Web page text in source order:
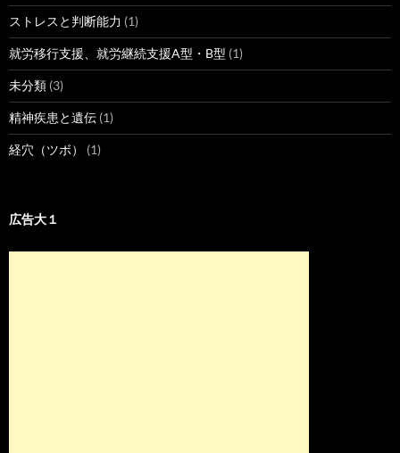
ストレスと判断能力 (1)
就労移行支援、就労継続支援A型・B型 (1)
未分類 (3)
精神疾患と遺伝 (1)
経穴（ツボ） (1)
広告大１